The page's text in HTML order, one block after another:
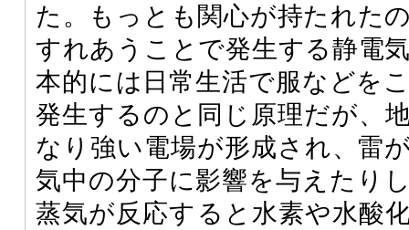
た。もっとも関心が持たれた
すれあうことで発生する静電
本的には日常生活で服などを
発生するのと同じ原理だが、
なり強い電場が形成され、雷
気中の分子に影響を与えたり
蒸気が反応すると水素や水酸